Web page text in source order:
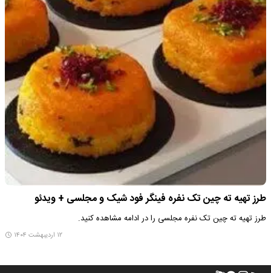
طرز تهیه ته چین تک نفره فینگر فود شیک و مجلسی + ویدئو
طرز تهیه ته چین تک نفره مجلسی را در ادامه مشاهده کنید.
۱۲ اردیبهشت ۱۴۰۴